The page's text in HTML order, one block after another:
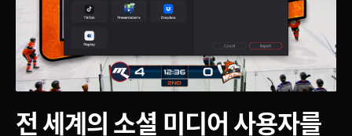
전 세계의 소셜 미디어사용자를